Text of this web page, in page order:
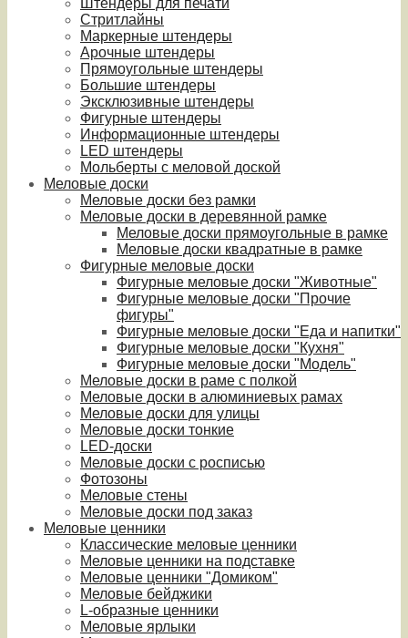
Штендеры для печати
Стритлайны
Маркерные штендеры
Арочные штендеры
Прямоугольные штендеры
Большие штендеры
Эксклюзивные штендеры
Фигурные штендеры
Информационные штендеры
LED штендеры
Мольберты с меловой доской
Меловые доски
Меловые доски без рамки
Меловые доски в деревянной рамке
Меловые доски прямоугольные в рамке
Меловые доски квадратные в рамке
Фигурные меловые доски
Фигурные меловые доски "Животные"
Фигурные меловые доски "Прочие
фигуры"
Фигурные меловые доски "Еда и напитки"
Фигурные меловые доски "Кухня"
Фигурные меловые доски "Модель"
Меловые доски в раме с полкой
Меловые доски в алюминиевых рамах
Меловые доски для улицы
Меловые доски тонкие
LED-доски
Меловые доски с росписью
Фотозоны
Меловые стены
Меловые доски под заказ
Меловые ценники
Классические меловые ценники
Меловые ценники на подставке
Меловые ценники "Домиком"
Меловые бейджики
L-образные ценники
Меловые ярлыки